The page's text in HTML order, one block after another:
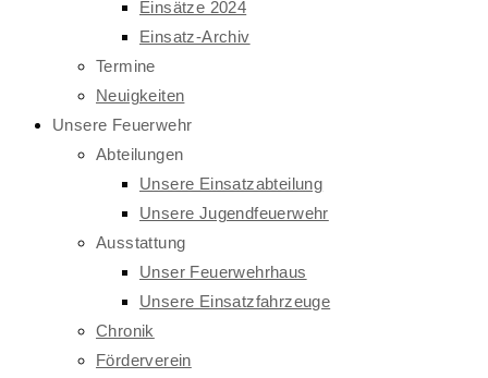
Einsätze 2024
Einsatz-Archiv
Termine
Neuigkeiten
Unsere Feuerwehr
Abteilungen
Unsere Einsatzabteilung
Unsere Jugendfeuerwehr
Ausstattung
Unser Feuerwehrhaus
Unsere Einsatzfahrzeuge
Chronik
Förderverein